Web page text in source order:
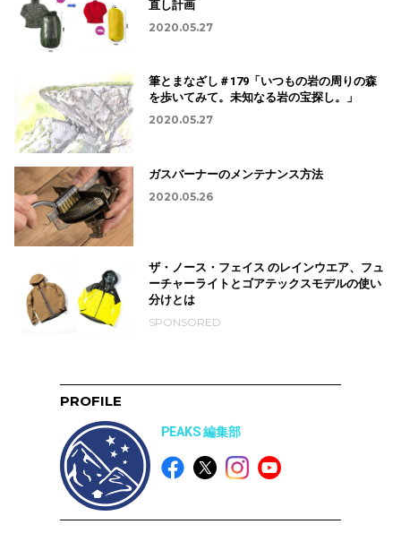
直し計画
2020.05.27
筆とまなざし＃179「いつもの岩の周りの森
を歩いてみて。未知なる岩の宝探し。」
2020.05.27
ガスバーナーのメンテナンス方法
2020.05.26
ザ・ノース・フェイス のレインウエア、フュ
ーチャーライトとゴアテックスモデルの使い
分けとは
SPONSORED
PROFILE
PEAKS 編集部